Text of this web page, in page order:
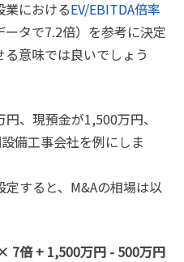
業におけるEV/EBITDA倍率
タで7.2倍）を参考に決定
意味では良いでしょう
、現預金が1,500万円、
備工事会社を例にしま
すると、M&Aの相場は以
7倍 + 1,500万円 - 500万円